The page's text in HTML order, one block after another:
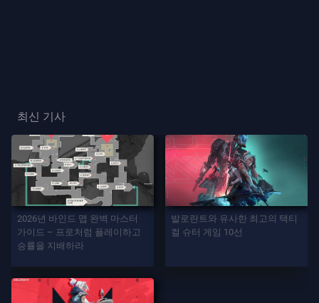
어
플
레
이
최신 기사
2026년 바인드 맵 완벽 마스터
가이드 – 프로처럼 플레이하고
승률을 지배하라
발로란트와 유사한 최고의 택티
컬 슈터 게임 10선